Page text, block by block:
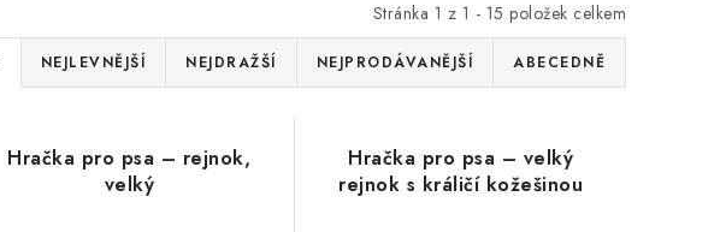
Stránka 1 z 1 - 15 položek celkem
NEJLEVNĚJŠÍ NEJDRAŽŠÍ NEJPRODÁVANĚJŠÍ ABECEDNĚ
Hračka pro psa – rejnok,
velký
Hračka pro psa – velký
rejnok s králičí kožešinou